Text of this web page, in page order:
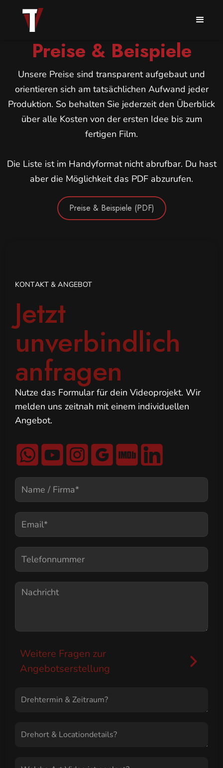
Preise & Beispiele
Unsere Preise sind transparent aufgebaut und
orientieren sich am tatsächlichen Aufwand jeder
Produktion. So behalten Sie jederzeit den Überblick
über alle Kosten von der ersten Idee bis zum
fertigen Film.
Die Liste ist im Handyformat nicht abrufbar. Du hast
aber die Möglichkeit das PDF abzurufen.
Preise & Beispiele (PDF)
KONTAKT & ANGEBOT
Jetzt
unverbindlich
anfragen
Nutze das Formular für dein Videoprojekt. Wir
melden uns zeitnah mit einem individuellen
Angebot.
Weitere Fragen zur
Angebotserstellung